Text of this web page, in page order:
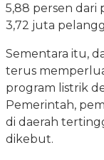
5,88 persen dari
3,72 juta
Sementara itu,
terus
program listrik
Pemerintah,
di daerah
dikebut.